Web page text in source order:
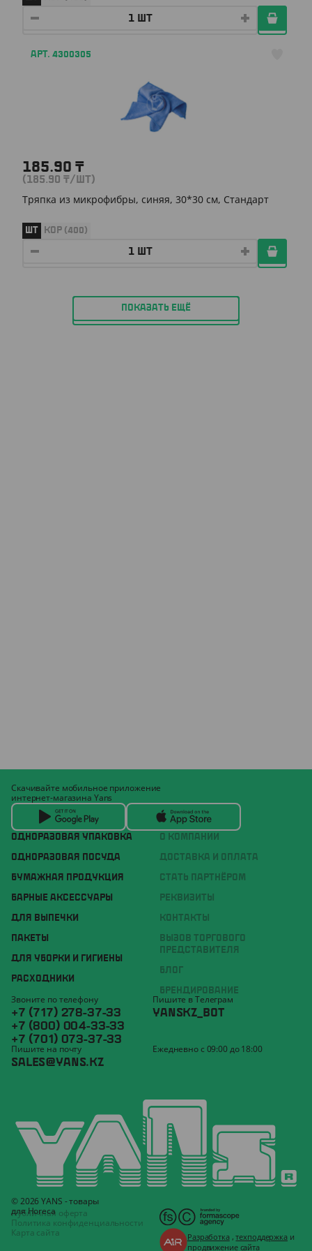
АРТ. 4300305
185.90 ₸
(185.90 ₸/ШТ)
Тряпка из микрофибры, синяя, 30*30 см, Стандарт
ШТ КОР (400)
ПОКАЗАТЬ ЕЩЁ
ОДНОРАЗОВАЯ УПАКОВКА
ОДНОРАЗОВАЯ ПОСУДА
БУМАЖНАЯ ПРОДУКЦИЯ
БАРНЫЕ АКСЕССУАРЫ
ДЛЯ ВЫПЕЧКИ
ПАКЕТЫ
ДЛЯ УБОРКИ И ГИГИЕНЫ
РАСХОДНИКИ
О КОМПАНИИ
ДОСТАВКА И ОПЛАТА
СТАТЬ ПАРТНЁРОМ
РЕКВИЗИТЫ
КОНТАКТЫ
ВЫЗОВ ТОРГОВОГО
ПРЕДСТАВИТЕЛЯ
БЛОГ
БРЕНДИРОВАНИЕ
Скачивайте мобильное приложение
интернет-магазина Yans
Звоните по телефону
+7 (717) 278-37-33
+7 (800) 004-33-33
+7 (701) 073-37-33
Пишите в Телеграм
YANSKZ_BOT
Пишите на почту
SALES@YANS.KZ
Ежедневно с 09:00 до 18:00
© 2026 YANS - товары
для Horeca
Публичная оферта
Политика конфиденциальности
Карта сайта
Разработка,техподдержка и
продвижениесайта